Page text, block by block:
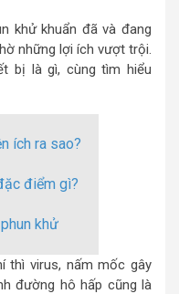
khử khuẩn đã và đang
những lợi ích vượt trội.
bị là gì, cùng tìm hiểu
ích ra sao?
điểm gì?
khử
thì virus, nấm mốc gây
đường hô hấp cũng là